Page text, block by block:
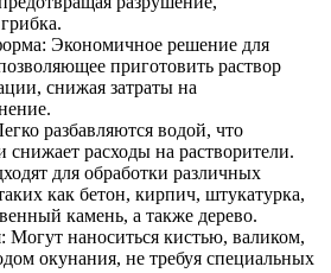
Экономичное решение для
приготовить раствор
снижая затраты на
разбавляются водой, что
расходы на растворители.
для обработки различных
как бетон, кирпич, штукатурка,
камень, а также дерево.
Могут наноситься кистью, валиком,
окунания, не требуя специальных